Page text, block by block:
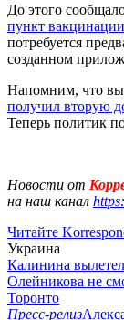
До этого
пункт вакцинации
потребуется
созданном
Напомним, что
получил вторую
Теперь политик
Новости от
на наш канал
Читайте
Украина
Калинина
Олейникова не
Торонто
Пресс-релиз